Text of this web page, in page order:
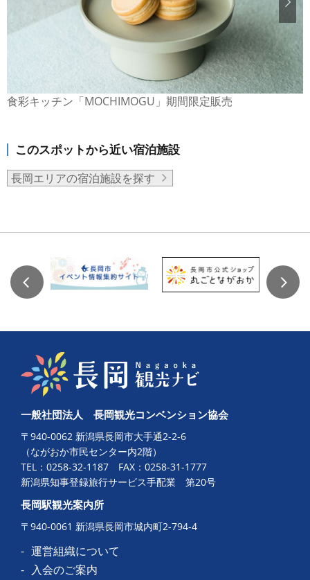
食彩キッチン「MOCHIMOGU」期間限定販売
このスポットから近い宿泊施設
長岡エリアの宿泊施設を探す
一般社団法人 長岡観光コンベンション協会
〒940-0062 新潟県長岡市大手通2-2-6
（ながおか市民センター内2階）
TEL： 0258-32-1187 FAX：0258-31-1777
新潟県知事登録旅行サービス手配業 第20号
長岡駅観光案内所
〒940-0061 新潟県長岡市城内町2-794-4
運営組織について
入会のご案内